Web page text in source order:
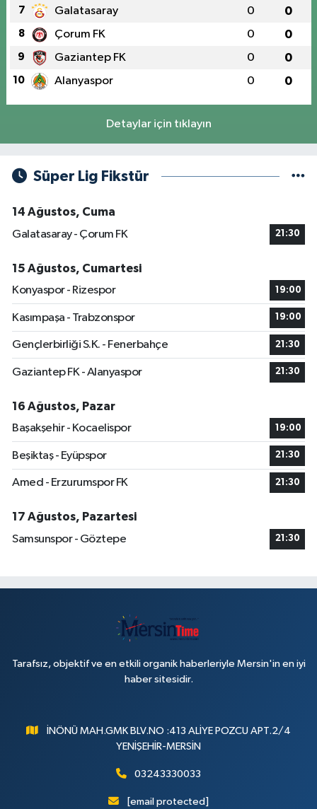
7 Galatasaray 0 0
8 Çorum FK 0 0
9 Gaziantep FK 0 0
10 Alanyaspor 0 0
Detaylar için tıklayın
Süper Lig Fikstür
14 Ağustos, Cuma
Galatasaray - Çorum FK
21:30
15 Ağustos, Cumartesi
Konyaspor - Rizespor
19:00
Kasımpaşa - Trabzonspor 19:00
Gençlerbirliği S.K. - Fenerbahçe 21:30
Gaziantep FK - Alanyaspor 21:30
16 Ağustos, Pazar
Başakşehir - Kocaelispor
19:00
Beşiktaş - Eyüpspor 21:30
Amed - Erzurumspor FK 21:30
17 Ağustos, Pazartesi
Samsunspor - Göztepe
21:30
Tarafsız, objektif ve en etkili organik haberleriyle Mersin'in en iyi
haber sitesidir.
İNÖNÜ MAH.GMK BLV.NO :413 ALİYE POZCU APT.2/4
YENİŞEHİR-MERSİN
03243330033
[email protected]